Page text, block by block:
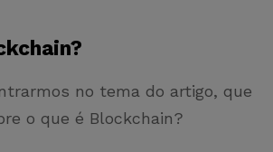
no tema do artigo, que
o que é Blockchain?